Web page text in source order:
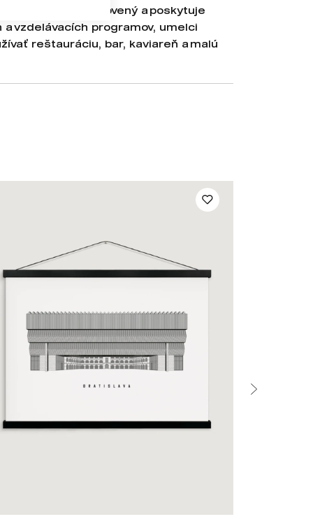
plne obnovený a poskytuje
vzdelávacích programov, umelci
reštauráciu, bar, kaviareň a malú